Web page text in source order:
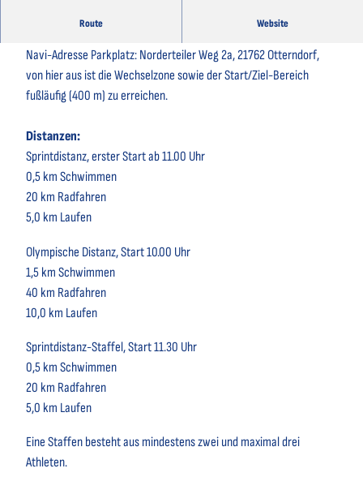
Route Website
Navi-Adresse Parkplatz: Norderteiler Weg 2a, 21762 Otterndorf,
von hier aus ist die Wechselzone sowie der Start/Ziel-Bereich
fußläufig (400 m) zu erreichen.
Distanzen:
Sprintdistanz, erster Start ab 11.00 Uhr
0,5 km Schwimmen
20 km Radfahren
5,0 km Laufen
Olympische Distanz, Start 10.00 Uhr
1,5 km Schwimmen
40 km Radfahren
10,0 km Laufen
Sprintdistanz-Staffel, Start 11.30 Uhr
0,5 km Schwimmen
20 km Radfahren
5,0 km Laufen
Eine Staffen besteht aus mindestens zwei und maximal drei
Athleten.